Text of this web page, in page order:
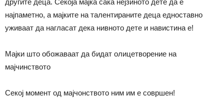
другите деца. Секоја мајка сака нејзиното дете да е
најпаметно, а мајките на талентираните деца едноставно
уживаат да нагласат дека нивното дете и навистина е!
Мајки што обожаваат да бидат олицетворение на
мајчинството
Секој момент од мајчонството ним им е совршен!